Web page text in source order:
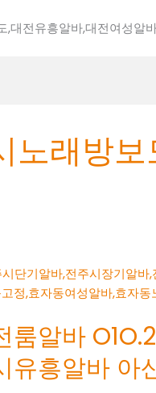
,대전유흥알바,대전여성알
노래방보
룸알바
유흥알바 아